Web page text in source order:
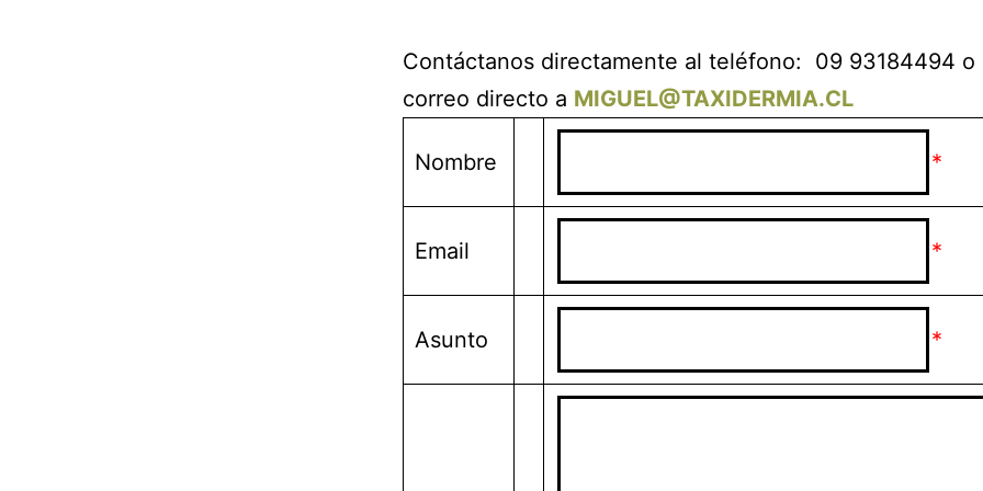
Contáctanos directamente al teléfono: 09 93184494 o
correo directo a MIGUEL@TAXIDERMIA.CL
Nombre *
Email *
Asunto *